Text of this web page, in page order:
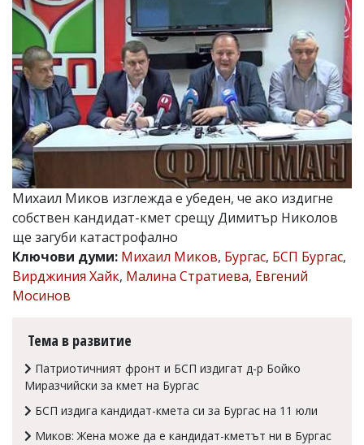
ЮГ
Управители:
Веселин
Василев,
email:
v.vasilev@flagman.bg
Катя
Касабова,
еmail:k.kassabova@flagman.bg
Главен
редактор:
Иван
email:
office@flagman.bg
Коментарите
под
въвеждат
читателите
редакцията
носи
Михаил Миков изглежда е убеден, че ако издигне
собствен кандидат-кмет срещу Димитър Николов
ще загуби катастрофално
Ключови думи: Михаил Миков, Бургас, БСП Бургас,
Вирджиния Хайк, Малина Стратиева, Евгений
Мосинов
Тема в развитие
Патриотичният фронт и БСП издигат д-р Бойко
Миразчийски за кмет на Бургас
БСП издига кандидат-кмета си за Бургас на 11 юли
Миков: Жена може да е кандидат-кметът ни в Бургас